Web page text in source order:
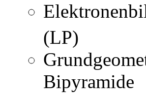
(LP)
Bipyramide